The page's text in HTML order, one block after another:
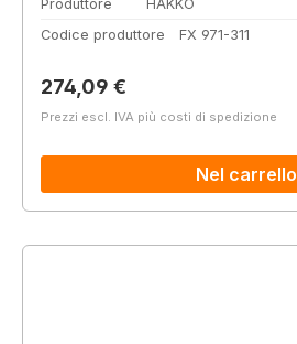
Produttore
HAKKO
Codice produttore
FX 971-311
Prezzo normale:
274,09 €
Prezzi escl. IVA più costi di spedizione
Nel carrello